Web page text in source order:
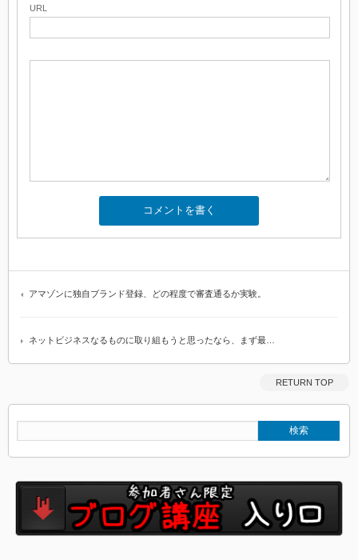
URL
アマゾンに独自ブランド登録、どの程度で審査通るか実験。
ネットビジネスなるものに取り組もうと思ったなら、まず最…
RETURN TOP